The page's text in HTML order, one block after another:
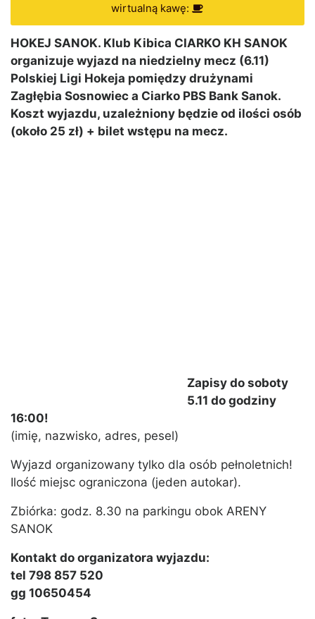
wirtualną kawę:
HOKEJ SANOK. Klub Kibica CIARKO KH SANOK
organizuje wyjazd na niedzielny mecz (6.11)
Polskiej Ligi Hokeja pomiędzy drużynami
Zagłębia Sosnowiec a Ciarko PBS Bank Sanok.
Koszt wyjazdu, uzależniony będzie od ilości osób
(około 25 zł) + bilet wstępu na mecz.
Zapisy do soboty
5.11 do godziny
16:00!
(imię, nazwisko, adres, pesel)
Wyjazd organizowany tylko dla osób pełnoletnich!
Ilość miejsc ograniczona (jeden autokar).
Zbiórka: godz. 8.30 na parkingu obok ARENY
SANOK
Kontakt do organizatora wyjazdu:
tel 798 857 520
gg 10650454